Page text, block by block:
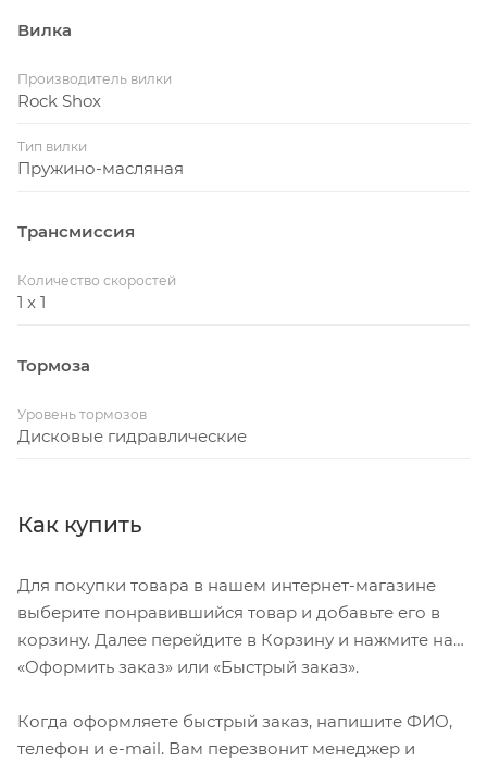
Вилка
Производитель вилки
Rock Shox
Тип вилки
Пружино-масляная
Трансмиссия
Количество скоростей
1 x 1
Тормоза
Уровень тормозов
Дисковые гидравлические
Как купить
Для покупки товара в нашем интернет-магазине
выберите понравившийся товар и добавьте его в
корзину. Далее перейдите в Корзину и нажмите на
«Оформить заказ» или «Быстрый заказ».
Когда оформляете быстрый заказ, напишите ФИО,
телефон и e-mail. Вам перезвонит менеджер и